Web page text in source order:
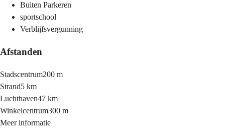
Buiten Parkeren
sportschool
Verblijfsvergunning
Afstanden
Stadscentrum200 m
Strand5 km
Luchthaven47 km
Winkelcentrum300 m
Meer informatie